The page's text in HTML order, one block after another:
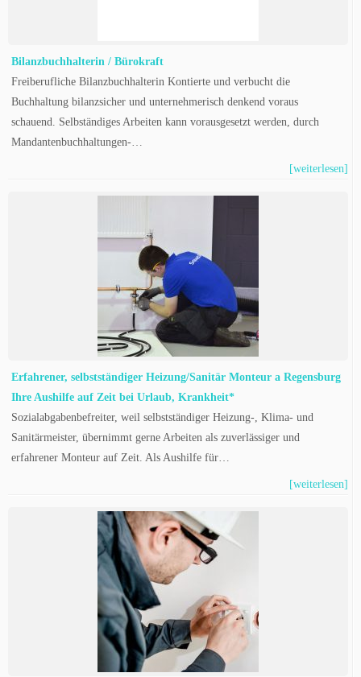
Bilanzbuchhalterin / Bürokraft
Freiberufliche Bilanzbuchhalterin Kontierte und verbucht die
Buchhaltung bilanzsicher und unternehmerisch denkend voraus
schauend. Selbständiges Arbeiten kann vorausgesetzt werden, durch
Mandantenbuchhaltungen-…
[weiterlesen]
Erfahrener, selbstständiger Heizung/Sanitär Monteur a Regensburg
Ihre Aushilfe auf Zeit bei Urlaub, Krankheit*
Sozialabgabenbefreiter, weil selbstständiger Heizung-, Klima- und
Sanitärmeister, übernimmt gerne Arbeiten als zuverlässiger und
erfahrener Monteur auf Zeit. Als Aushilfe für…
[weiterlesen]